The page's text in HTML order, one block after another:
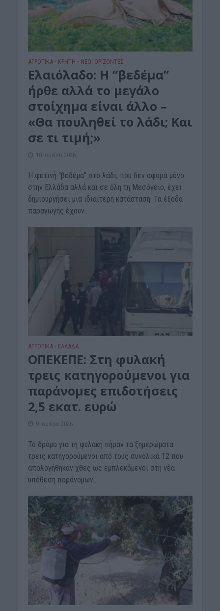
ΑΓΡΟΤΙΚΑ • ΚΡΗΤΗ • ΝΕΟΙ ΟΡΙΖΟΝΤΕΣ
Ελαιόλαδο: Η “βεδέμα”
ήρθε αλλά το μεγάλο
στοίχημα είναι άλλο –
«Θα πουληθεί το λάδι; Και
σε τι τιμή;»
10 Ιουνίου 2026
Η φετινή “βεδέμα” στο λάδι, που δεν αφορά μόνο
στην Ελλάδα αλλά και σε όλη τη Μεσόγειο, έχει
δημιουργήσει μια ιδιαίτερη κατάσταση. Τα έξοδα
παραγωγής έχουν...
ΑΓΡΟΤΙΚΑ • ΕΛΛΑΔΑ
ΟΠΕΚΕΠΕ: Στη φυλακή
τρεις κατηγορούμενοι για
παράνομες επιδοτήσεις
2,5 εκατ. ευρώ
9 Ιουνίου 2026
Το δρόμο για τη φυλακή πήραν τα ξημερώματα
τρεις κατηγορούμενοι από τους συνολικά 12 που
απολογήθηκαν χθες ως εμπλεκόμενοι στη νέα
υπόθεση παράνομων...